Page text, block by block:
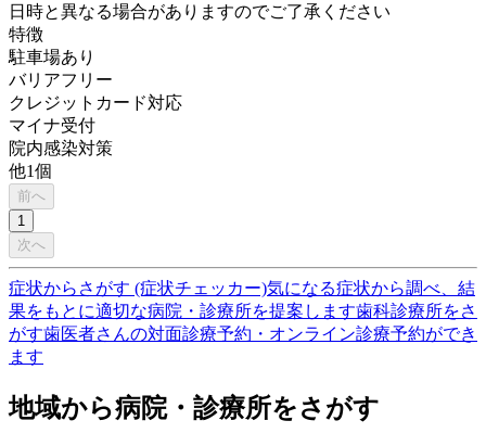
日時と異なる場合がありますのでご了承ください
特徴
駐車場あり
バリアフリー
クレジットカード対応
マイナ受付
院内感染対策
他1個
前へ
1
次へ
症状からさがす (症状チェッカー)気になる症状から調べ、結
果をもとに適切な病院・診療所を提案します歯科診療所をさ
がす歯医者さんの対面診療予約・オンライン診療予約ができ
ます
地域から病院・診療所をさがす